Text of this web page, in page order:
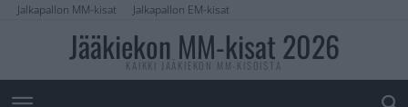
Jalkapallon MM-kisat Jalkapallon EM-kisat
Jääkiekon MM-kisat 2026
KAIKKI JÄÄKIEKON MM-KISOISTA